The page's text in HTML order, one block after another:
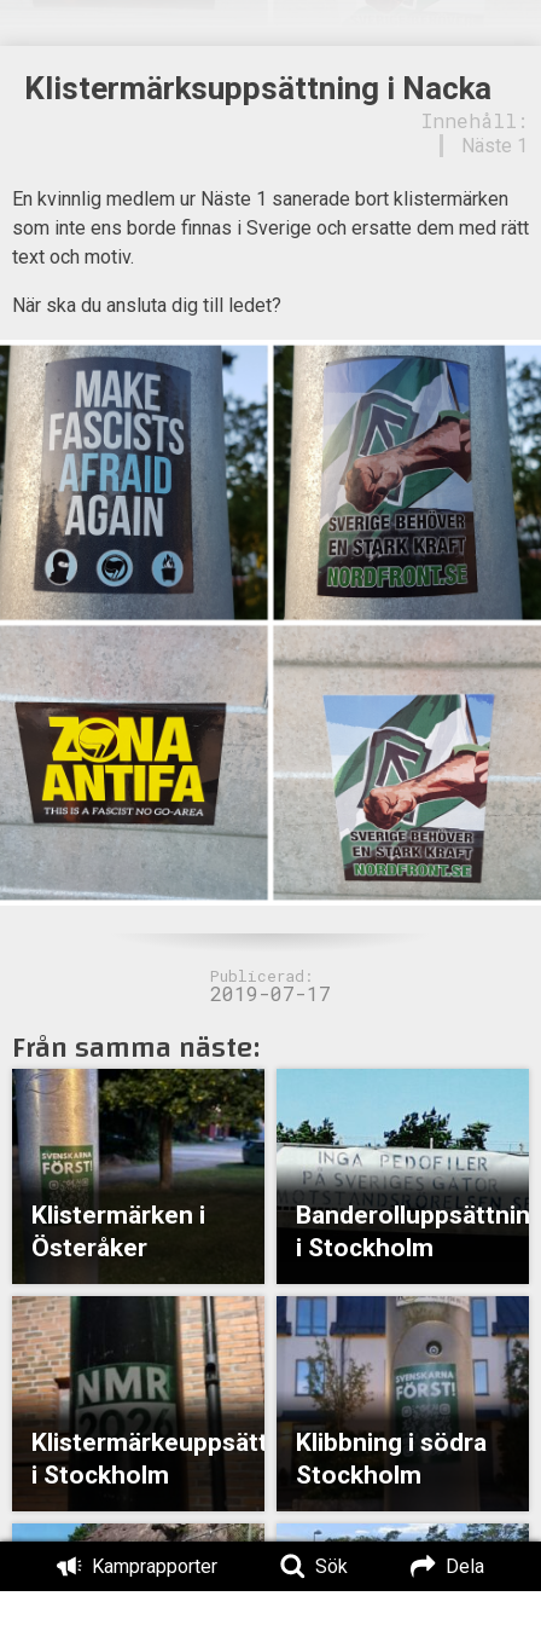
Kamprapporter Sök Dela
Klistermärksuppsättning i Nacka
Innehåll:
Näste 1
En kvinnlig medlem ur Näste 1 sanerade bort klistermärken
som inte ens borde finnas i Sverige och ersatte dem med rätt
text och motiv.
När ska du ansluta dig till ledet?
Publicerad:
2019-07-17
Från samma näste:
Klistermärken i
Österåker
i Stockholm
Klistermärkeuppsättning
i Stockholm
Klibbning i södra
Stockholm